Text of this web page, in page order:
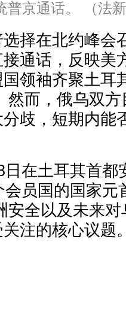
普京通话。 （法
择在北约峰会
通话，反映美
领袖齐聚土耳
然而，俄乌双
歧，短期内能
在土耳其首都
会员国的国家元
安全以及未来
注的核心议题